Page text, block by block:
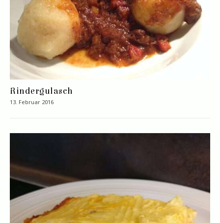
Rindergulasch
13. Februar 2016